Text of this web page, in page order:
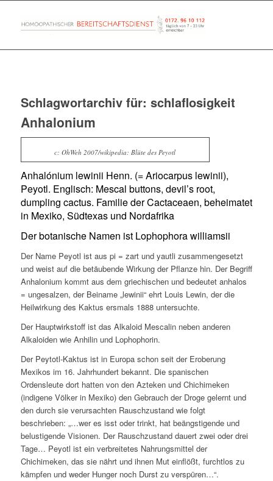
Schlagwortarchiv für: schlaflosigkeit
Anhalonium
c: OhWeh 2007/wikipedia: Blüte des Peyotl
Anhalónium lewinii Henn. (= Ariocarpus lewinii),
Peyotl. Englisch: Mescal buttons, devil’s root,
dumpling cactus. Familie der Cactaceaen, beheimatet
in Mexiko, Südtexas und Nordafrika
Der botanische Namen ist Lophophora williamsii
Der Name Peyotl ist aus pi = zart und yautli zusammengesetzt
und weist auf die betäubende Wirkung der Pflanze hin. Der Begriff
Anhalonium kommt aus dem griechischen und bedeutet anhalos
= ungesalzen, der Beiname „lewinii“ ehrt Louis Lewin, der die
Heilwirkung des Kaktus ersmals 1888 untersuchte.
Der Hauptwirkstoff ist das Alkaloid Mescalin neben anderen
Alkaloiden wie Anhilin und Lophophorin.
Der Peytotl-Kaktus ist in Europa schon seit der Eroberung
Mexikos im 16. Jahrhundert bekannt. Die spanischen
Ordensleute dort hatten von den Azteken und Chichimeken
(indigene Völker in Mexiko) den Gebrauch der Droge gelernt und
den durch sie verursachten Rauschzustand wie folgt
beschrieben: „…wer es isst oder trinkt, hat beängstigende und
belustigende Visionen. Der Rauschzustand dauert zwei oder drei
Tage… Peyotl ist ein verbreitetes Nahrungsmittel der
Chichimeken, das sie nährt und ihnen Mut einflößt, furchtlos zu
kämpfen und weder Hunger noch Durst zu verspüren…“.